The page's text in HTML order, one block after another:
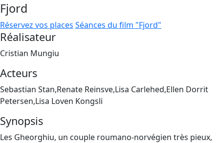
Fjord
Réservez vos places Séances du film "Fjord"
Réalisateur
Cristian Mungiu
Acteurs
Sebastian Stan,Renate Reinsve,Lisa Carlehed,Ellen Dorrit
Petersen,Lisa Loven Kongsli
Synopsis
Les Gheorghiu, un couple roumano-norvégien très pieux,